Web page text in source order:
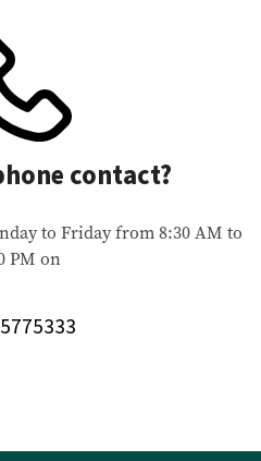
contact?
to Friday from 8:30 AM to
PM on